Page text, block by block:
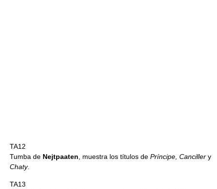
TA12
Tumba de Nejtpaaten, muestra los títulos de Príncipe, Canciller y
Chaty.
TA13